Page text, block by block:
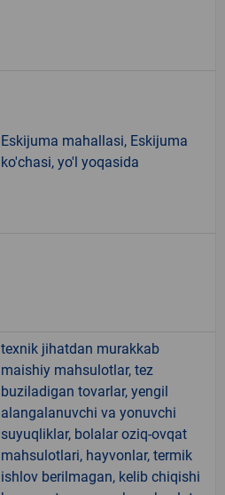
Eskijuma mahallasi, Eskijuma
ko'chasi, yo'l yoqasida
texnik jihatdan murakkab
maishiy mahsulotlar, tez
buziladigan tovarlar, yengil
alangalanuvchi va yonuvchi
suyuqliklar, bolalar oziq-ovqat
mahsulotlari, hayvonlar, termik
ishlov berilmagan, kelib chiqishi